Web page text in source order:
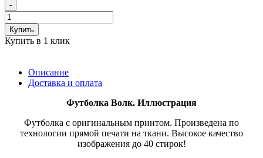
-
Купить
Купить в 1 клик
Описание
Доставка и оплата
Футболка Волк. Иллюстрация
Футболка с оригинальным принтом. Произведена по
технологии прямой печати на ткани. Высокое качество
изображения до 40 стирок!